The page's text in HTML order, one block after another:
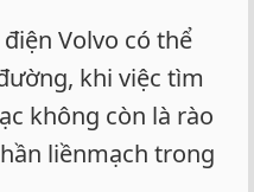
Volvo có thể
khi việc tìm
không còn là rào
liềnmạch trong